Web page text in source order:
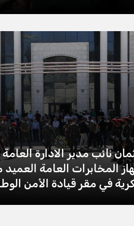
نائب مدير الادارة
المخابرات العامة
في مقر قيادة الأمن